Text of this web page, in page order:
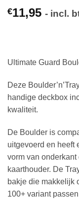
€11,95 - incl.
Ultimate Guard
Deze
handige deckbox
kwaliteit.
De Boulder is
uitgevoerd en heeft
vorm van
kaarthouder. De
bakje die makkelijk
100+ variant